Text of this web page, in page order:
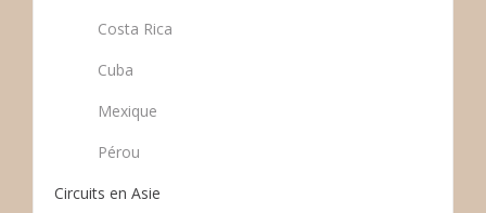
Costa Rica
Cuba
Mexique
Pérou
Circuits en Asie